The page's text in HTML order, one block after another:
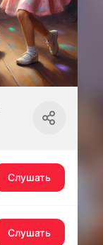
Слушать
Слушать